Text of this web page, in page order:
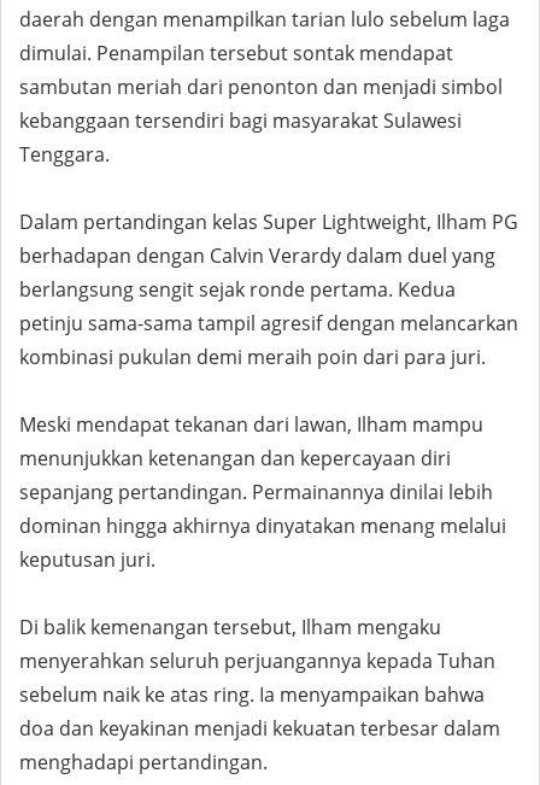
daerah dengan menampilkan tarian lulo sebelum laga
dimulai. Penampilan tersebut sontak mendapat
sambutan meriah dari penonton dan menjadi simbol
kebanggaan tersendiri bagi masyarakat Sulawesi
Tenggara.
Dalam pertandingan kelas Super Lightweight, Ilham PG
berhadapan dengan Calvin Verardy dalam duel yang
berlangsung sengit sejak ronde pertama. Kedua
petinju sama-sama tampil agresif dengan melancarkan
kombinasi pukulan demi meraih poin dari para juri.
Meski mendapat tekanan dari lawan, Ilham mampu
menunjukkan ketenangan dan kepercayaan diri
sepanjang pertandingan. Permainannya dinilai lebih
dominan hingga akhirnya dinyatakan menang melalui
keputusan juri.
Di balik kemenangan tersebut, Ilham mengaku
menyerahkan seluruh perjuangannya kepada Tuhan
sebelum naik ke atas ring. Ia menyampaikan bahwa
doa dan keyakinan menjadi kekuatan terbesar dalam
menghadapi pertandingan.